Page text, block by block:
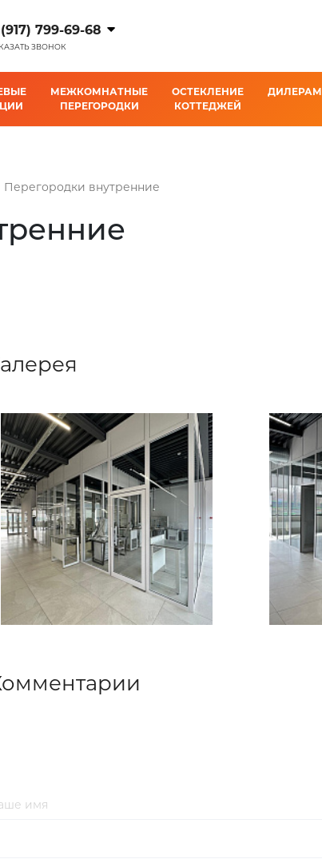
799-69-68
ЗВОНОК
МЕЖКОМНАТНЫЕ
ПЕРЕГОРОДКИ
ОСТЕКЛЕНИЕ
КОТТЕДЖЕЙ
ДИЛЕРАМ
Перегородки внутренние